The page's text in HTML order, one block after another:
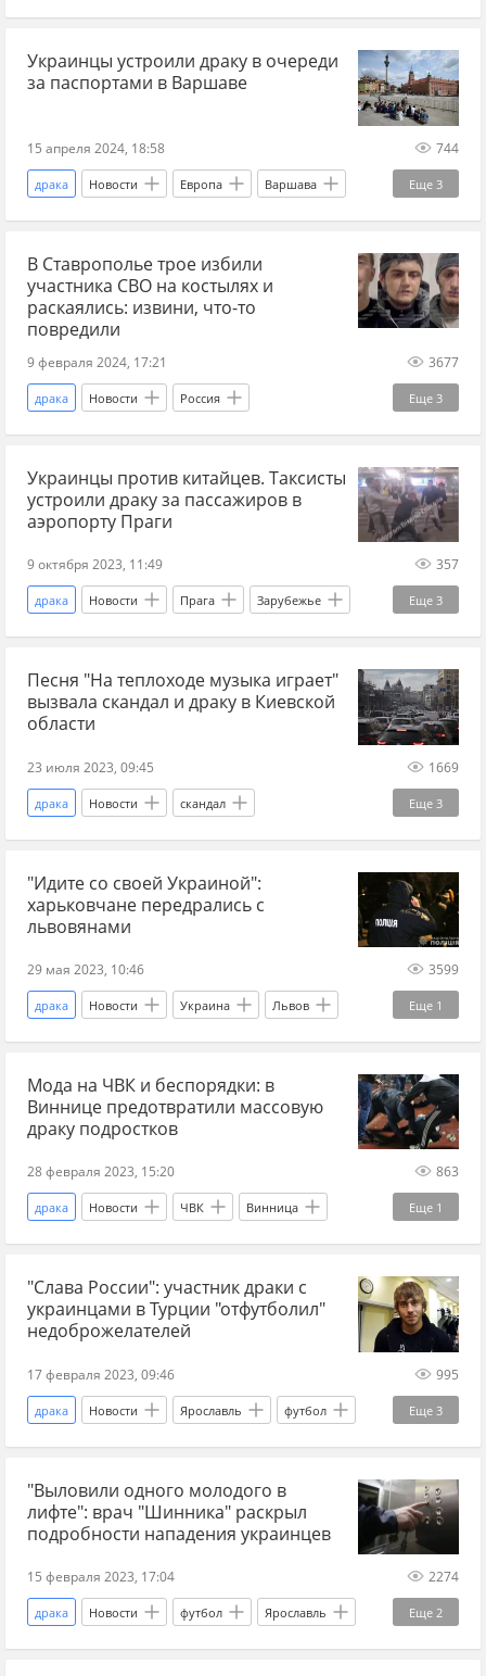
Одесса Китай Олаф Шольц СБУ
БРИКС
Украинцы устроили драку в очереди
за паспортами в Варшаве
15 апреля 2024, 18:58 744
Еще 3
драка Новости Европа Варшава
украинские беженцы СВО Спецоперация
В Ставрополье трое избили
участника СВО на костылях и
раскаялись: извини, что-то
повредили
9 февраля 2024, 17:21 3677
Еще 3
драка Новости Россия
Ставропольский край СВО
Спецоперация
Украинцы против китайцев. Таксисты
устроили драку за пассажиров в
аэропорту Праги
9 октября 2023, 11:49 357
Еще 3
драка Новости Прага Зарубежье
украинцы аэропорт такси
Песня "На теплоходе музыка играет"
вызвала скандал и драку в Киевской
области
23 июля 2023, 09:45 1669
Еще 3
драка Новости скандал
Киевская область песня Белая Церковь
"Идите со своей Украиной":
харьковчане передрались с
львовянами
29 мая 2023, 10:46 3599
Еще 1
драка Новости Украина Львов
Харьков
Мода на ЧВК и беспорядки: в
Виннице предотвратили массовую
драку подростков
28 февраля 2023, 15:20 863
Еще 1
драка Новости ЧВК Винница
Украина
"Слава России": участник драки с
украинцами в Турции "отфутболил"
недоброжелателей
17 февраля 2023, 09:46 995
Еще 3
драка Новости Ярославль футбол
Украина Турция футболист
"Выловили одного молодого в
лифте": врач "Шинника" раскрыл
подробности нападения украинцев
15 февраля 2023, 17:04 2274
Еще 2
драка Новости футбол Ярославль
Украина Турция